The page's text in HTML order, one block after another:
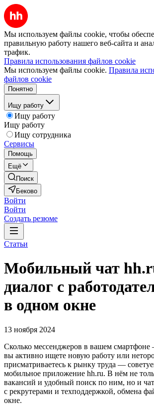
Мы используем файлы cookie, чтобы
правильную работу нашего веб-сайта и
трафик.
Правила использования файлов cookie
Мы используем файлы cookie. Правила
файлов cookie
Понятно
Ищу работу
Ищу работу
Ищу работу
Ищу сотрудника
Сервисы
Помощь
Ещё
Поиск
Беково
Войти
Войти
Создать резюме
Статьи
Мобильный чат
диалог с
в одном окне
13 ноября 2024
Сколько мессенджеров в вашем
вы активно ищете новую работу или
присматриваетесь к рынку труда —
мобильное приложение hh.ru. В нём не
вакансий и удобный поиск по ним, но и
с рекрутерами и техподдержкой, обмена
окне.